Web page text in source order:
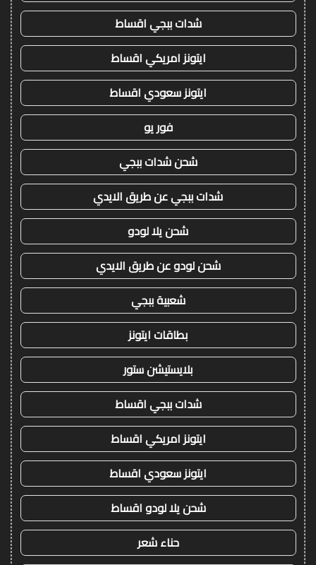
شدات ببجي اقساط
ايتونز امريكي اقساط
ايتونز سعودي اقساط
فور يو
شحن شدات ببجي
شدات ببجي عن طريق الايدي
شحن يلا لودو
شحن لودو عن طريق الايدي
شعبية ببجي
بطاقات ايتونز
بلايستيشن ستور
شدات ببجي اقساط
ايتونز امريكي اقساط
ايتونز سعودي اقساط
شحن يلا لودو اقساط
حناء شعر